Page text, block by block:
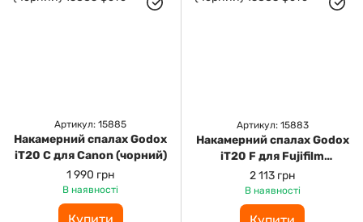
Артикул: 15885
Накамерний спалах Godox
iT20 C для Canon (чорний)
1 990 грн
В наявності
Артикул: 15883
Накамерний спалах Godox
iT20 F для Fujifilm
(чорний)
2 113 грн
В наявності